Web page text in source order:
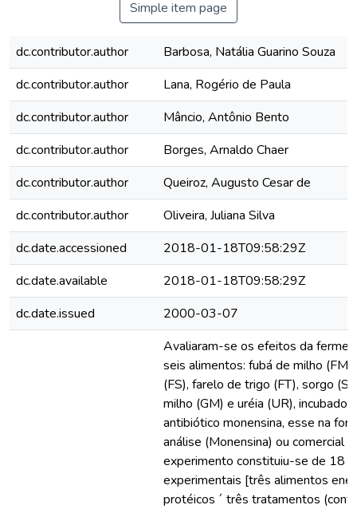
Simple item page
dc.contributor.author
Barbosa, Natália Guarino Souza
dc.contributor.author
Lana, Rogério de Paula
dc.contributor.author
Mâncio, Antônio Bento
dc.contributor.author
Borges, Arnaldo Chaer
dc.contributor.author
Queiroz, Augusto Cesar de
dc.contributor.author
Oliveira, Juliana Silva
dc.date.accessioned
2018-01-18T09:58:29Z
dc.date.available
2018-01-18T09:58:29Z
dc.date.issued
2000-03-07
Avaliaram-se os efeitos da
seis alimentos: fubá de milho
(FS), farelo de trigo (FT), sorgo
milho (GM) e uréia (UR),
antibiótico monensina, esse na
análise (Monensina) ou comercial
experimento constituiu-se de 18
experimentais [três alimentos
protéicos ´ três tratamentos